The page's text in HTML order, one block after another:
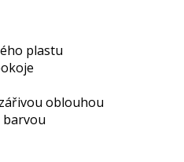
plastu
oblouhou